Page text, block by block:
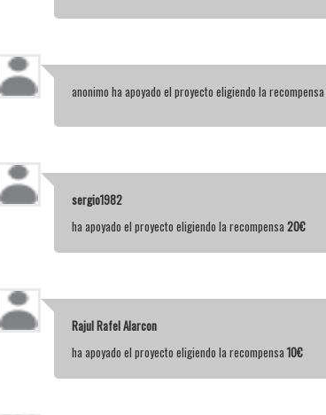
anonimo ha apoyado el proyecto eligiendo la recompensa
sergio1982
ha apoyado el proyecto eligiendo la recompensa 20€
Rajul Rafel Alarcon
ha apoyado el proyecto eligiendo la recompensa 10€